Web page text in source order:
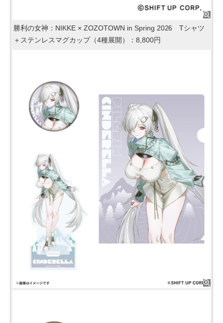
勝利の女神：NIKKE × ZOZOTOWN in Spring 2026 Tシャツ
＋ステンレスマグカップ（4種展開）：8,800円